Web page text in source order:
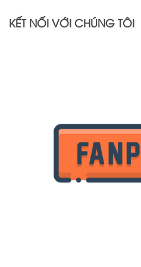
KẾT NỐI VỚI CHÚNG TÔI